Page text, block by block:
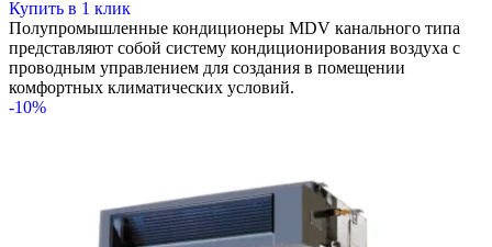
136600 ₽.
Купить в 1 клик
Полупромышленные кондиционеры MDV канального типа
представляют собой систему кондиционирования воздуха с
проводным управлением для создания в помещении
комфортных климатических условий.
-10%